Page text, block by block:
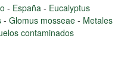
- España - Eucalyptus
- Glomus mosseae - Metales
contaminados